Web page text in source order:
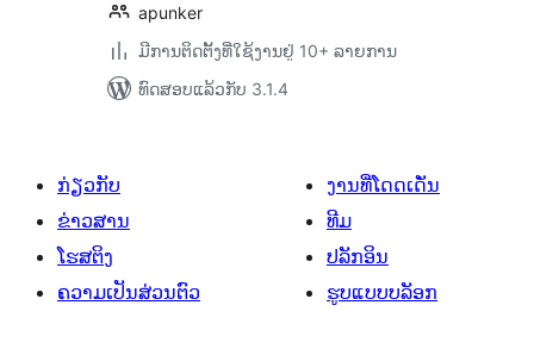
apunker
ມີການຕິດຕັ້ງທີ່ໃຊ້ງານຢູ່ 10+ ລາຍການ
ທົດສອບແລ້ວກັບ 3.1.4
ກ່ຽວກັບ
ຂ່າວສານ
ໂຮສຕິງ
ຄວາມເປັນສ່ວນຕົວ
ງານທີ່ໂດດເດັ່ນ
ທີມ
ປລັກອິນ
ຮູບແບບບລັອກ